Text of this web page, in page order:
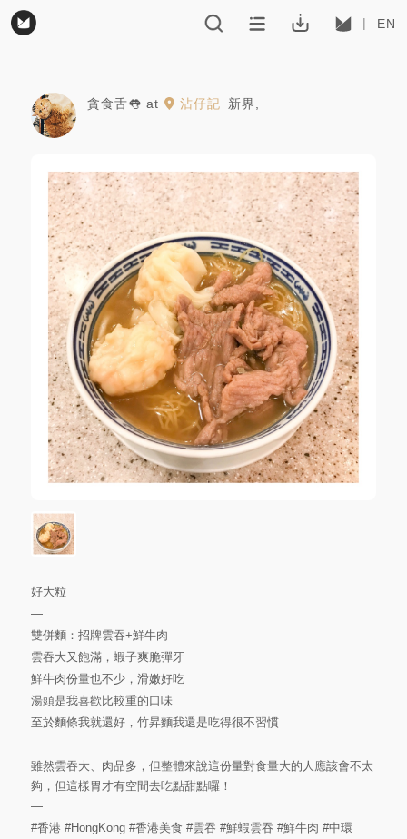
EN
貪食舌👅 at 沾仔記 新界
好大粒
—
雙併麵：招牌雲吞+鮮牛肉
雲吞大又飽滿，蝦子爽脆彈牙
鮮牛肉份量也不少，滑嫩好吃
湯頭是我喜歡比較重的口味
至於麵條我就還好，竹昇麵我還是吃得很不習慣
—
雖然雲吞大、肉品多，但整體來說這份量對食量大的人應該會不太
夠，但這樣胃才有空間去吃點甜點囉！
—
#香港 #HongKong #香港美食 #雲吞 #鮮蝦雲吞 #鮮牛肉 #中環